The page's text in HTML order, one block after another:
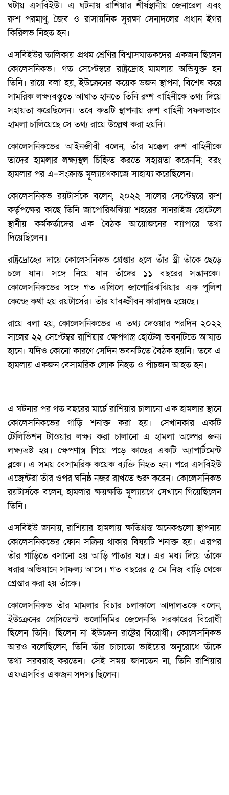
ঘটায় এসবিইউ। এ ঘটনায় রাশিয়ার শীর্ষস্থানীয় জেনারেল এবং
রুশ পরমাণু, জৈব ও রাসায়নিক সুরক্ষা সেনাদলের প্রধান ইগর
কিরিলভ নিহত হন।
এসবিইউর তালিকায় প্রথম শ্রেণির বিশ্বাসঘাতকদের একজন ছিলেন
কোলেসনিকভ। গত সেপ্টেম্বরে রাষ্ট্রদ্রোহ মামলায় অভিযুক্ত হন
তিনি। রায়ে বলা হয়, ইউক্রেনের কয়েক ডজন স্থাপনা, বিশেষ করে
সামরিক লক্ষ্যবস্তুতে আঘাত হানতে তিনি রুশ বাহিনীকে তথ্য দিয়ে
সহায়তা করেছিলেন। তবে কতটি স্থাপনায় রুশ বাহিনী সফলভাবে
হামলা চালিয়েছে সে তথ্য রায়ে উল্লেখ করা হয়নি।
কোলেসনিকভের আইনজীবী বলেন, তাঁর মক্কেল রুশ বাহিনীকে
তাদের হামলার লক্ষ্যস্থল চিহ্নিত করতে সহায়তা করেননি; বরং
হামলার পর এ–সংক্রান্ত মূল্যায়ণকাজে সাহায্য করেছিলেন।
কোলেসনিকভ রয়টার্সকে বলেন, ২০২২ সালের সেপ্টেম্বরে রুশ
কর্তৃপক্ষের কাছে তিনি জাপোরিঝঝিয়া শহরের সানরাইজ হোটেলে
স্থানীয় কর্মকর্তাদের এক বৈঠক আয়োজনের ব্যাপারে তথ্য
দিয়েছিলেন।
রাষ্ট্রদ্রোহের দায়ে কোলেসনিকভ গ্রেপ্তার হলে তাঁর স্ত্রী তাঁকে ছেড়ে
চলে যান। সঙ্গে নিয়ে যান তাঁদের ১১ বছরের সন্তানকে।
কোলেসনিকভের সঙ্গে গত এপ্রিলে জাপোরিঝঝিয়ার এক পুলিশ
কেন্দ্রে কথা হয় রয়টার্সের। তাঁর যাবজ্জীবন কারাদণ্ড হয়েছে।
রায়ে বলা হয়, কোলেসনিকভের এ তথ্য দেওয়ার পরদিন ২০২২
সালের ২২ সেপ্টেম্বর রাশিয়ার ক্ষেপণাস্ত্র হোটেল ভবনটিতে আঘাত
হানে। যদিও কোনো কারণে সেদিন ভবনটিতে বৈঠক হয়নি। তবে এ
হামলায় একজন বেসামরিক লোক নিহত ও পাঁচজন আহত হন।
এ ঘটনার পর গত বছরের মার্চে রাশিয়ার চালানো এক হামলার স্থানে
কোলেসনিকভের গাড়ি শনাক্ত করা হয়। সেখানকার একটি
টেলিভিশন টাওয়ার লক্ষ্য করা চালানো এ হামলা অল্পের জন্য
লক্ষ্যভ্রষ্ট হয়। ক্ষেপণাস্ত্র গিয়ে পড়ে কাছের একটি অ্যাপার্টমেন্ট
ব্লকে। এ সময় বেসামরিক কয়েক ব্যক্তি নিহত হন। পরে এসবিইউ
এজেন্টরা তাঁর ওপর ঘনিষ্ঠ নজর রাখতে শুরু করেন। কোলেসনিকভ
রয়টার্সকে বলেন, হামলার ক্ষয়ক্ষতি মূল্যায়ণে সেখানে গিয়েছিলেন
তিনি।
এসবিইউ জানায়, রাশিয়ার হামলায় ক্ষতিগ্রস্ত অনেকগুলো স্থাপনায়
কোলেসনিকভের ফোন সক্রিয় থাকার বিষয়টি শনাক্ত হয়। এরপর
তাঁর গাড়িতে বসানো হয় আড়ি পাতার যন্ত্র। এর মধ্য দিয়ে তাঁকে
ধরার অভিযানে সাফল্য আসে। গত বছরের ৫ মে নিজ বাড়ি থেকে
গ্রেপ্তার করা হয় তাঁকে।
কোলেসনিকভ তাঁর মামলার বিচার চলাকালে আদালতকে বলেন,
ইউক্রেনের প্রেসিডেন্ট ভলোদিমির জেলেনস্কি সরকারের বিরোধী
ছিলেন তিনি। ছিলেন না ইউক্রেন রাষ্ট্রের বিরোধী। কোলেসনিকভ
আরও বলেছিলেন, তিনি তাঁর চাচাতো ভাইয়ের অনুরোধে তাঁকে
তথ্য সরবরাহ করতেন। সেই সময় জানতেন না, তিনি রাশিয়ার
এফএসবির একজন সদস্য ছিলেন।